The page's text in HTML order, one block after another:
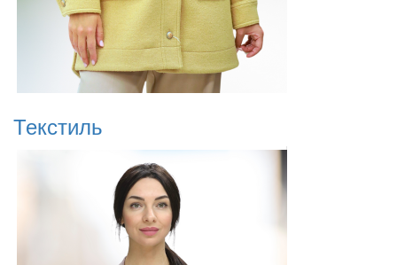
Текстиль